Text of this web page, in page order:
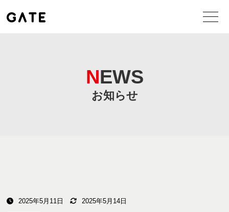
NEWS
お知らせ
2025年5月11日 2025年5月14日